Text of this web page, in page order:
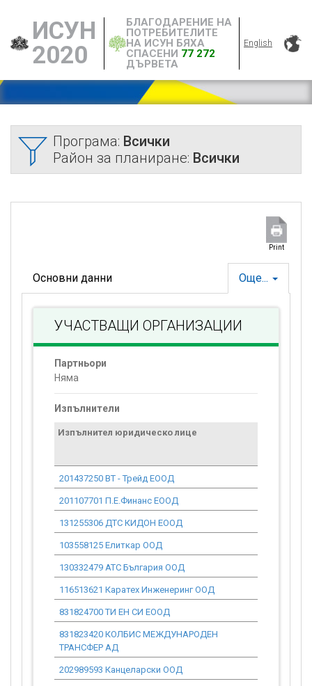
ИСУН
2020
БЛАГОДАРЕНИЕ НА
ПОТРЕБИТЕЛИТЕ
НА ИСУН БЯХА
СПАСЕНИ 77 272
ДЪРВЕТА
English
Програма: Всички
Район за планиране: Всички
Print
Още...
Основни данни
УЧАСТВАЩИ ОРГАНИЗАЦИИ
Партньори
Няма
Изпълнители
Изпълнител юридическо лице
201437250 ВТ - Трейд ЕООД
201107701 П.Е.Финанс ЕООД
131255306 ДТС КИДОН ЕООД
103558125 Eлиткар ООД
130332479 АТС България ООД
116513621 Каратех Инженеринг ООД
831824700 ТИ ЕН СИ ЕООД
831823420 КОЛБИС МЕЖДУНАРОДЕН
ТРАНСФЕР АД
202989593 Канцеларски ООД